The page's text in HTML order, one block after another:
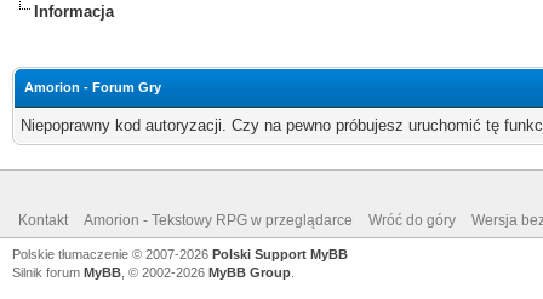
Informacja
Amorion - Forum Gry
Niepoprawny kod autoryzacji. Czy na pewno próbujesz uruchomić tę
Kontakt Amorion - Tekstowy RPG w przeglądarce Wróć do góry Wersja
Polskie tłumaczenie © 2007-2026 Polski Support MyBB
Silnik forum MyBB , © 2002-2026 MyBB Group